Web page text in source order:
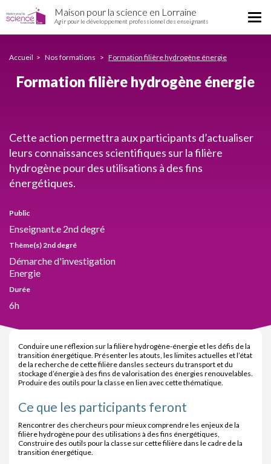
Formation
filière
au
Maison pour la science en Lorraine
Agir pour le développement professionnel des enseignants
Accueil Nos formations Formation filière hydrogène énergie
Formation filière hydrogène énergie
Cette action permettra aux participants d’actualiser
leurs connaissances scientifiques sur la filière
hydrogène pour des utilisations à des fins
énergétiques.
Public
Enseignant.e 2nd degré
Thème(s) 2nd degré
Démarche d'investigation
Energie
Durée
6h
Conduire une réflexion sur la filière hydrogène-énergie et les défis de la
transition énergétique. Présenter les atouts, les limites actuelles et l’état
de la recherche de cette filière dansles secteurs du transport et du
stockage d’énergie à des fins de valorisation des énergies renouvelables.
Produire des outils pour la classe en lien avec cette thématique.
Ce que les participants feront
Rencontrer des chercheurs pour mieux comprendre les enjeux de la
filière hydrogène pour des utilisations à des fins énergétiques,
Construire des outils pour la classe sur cette filière dans le cadre de la
transition énergétique.